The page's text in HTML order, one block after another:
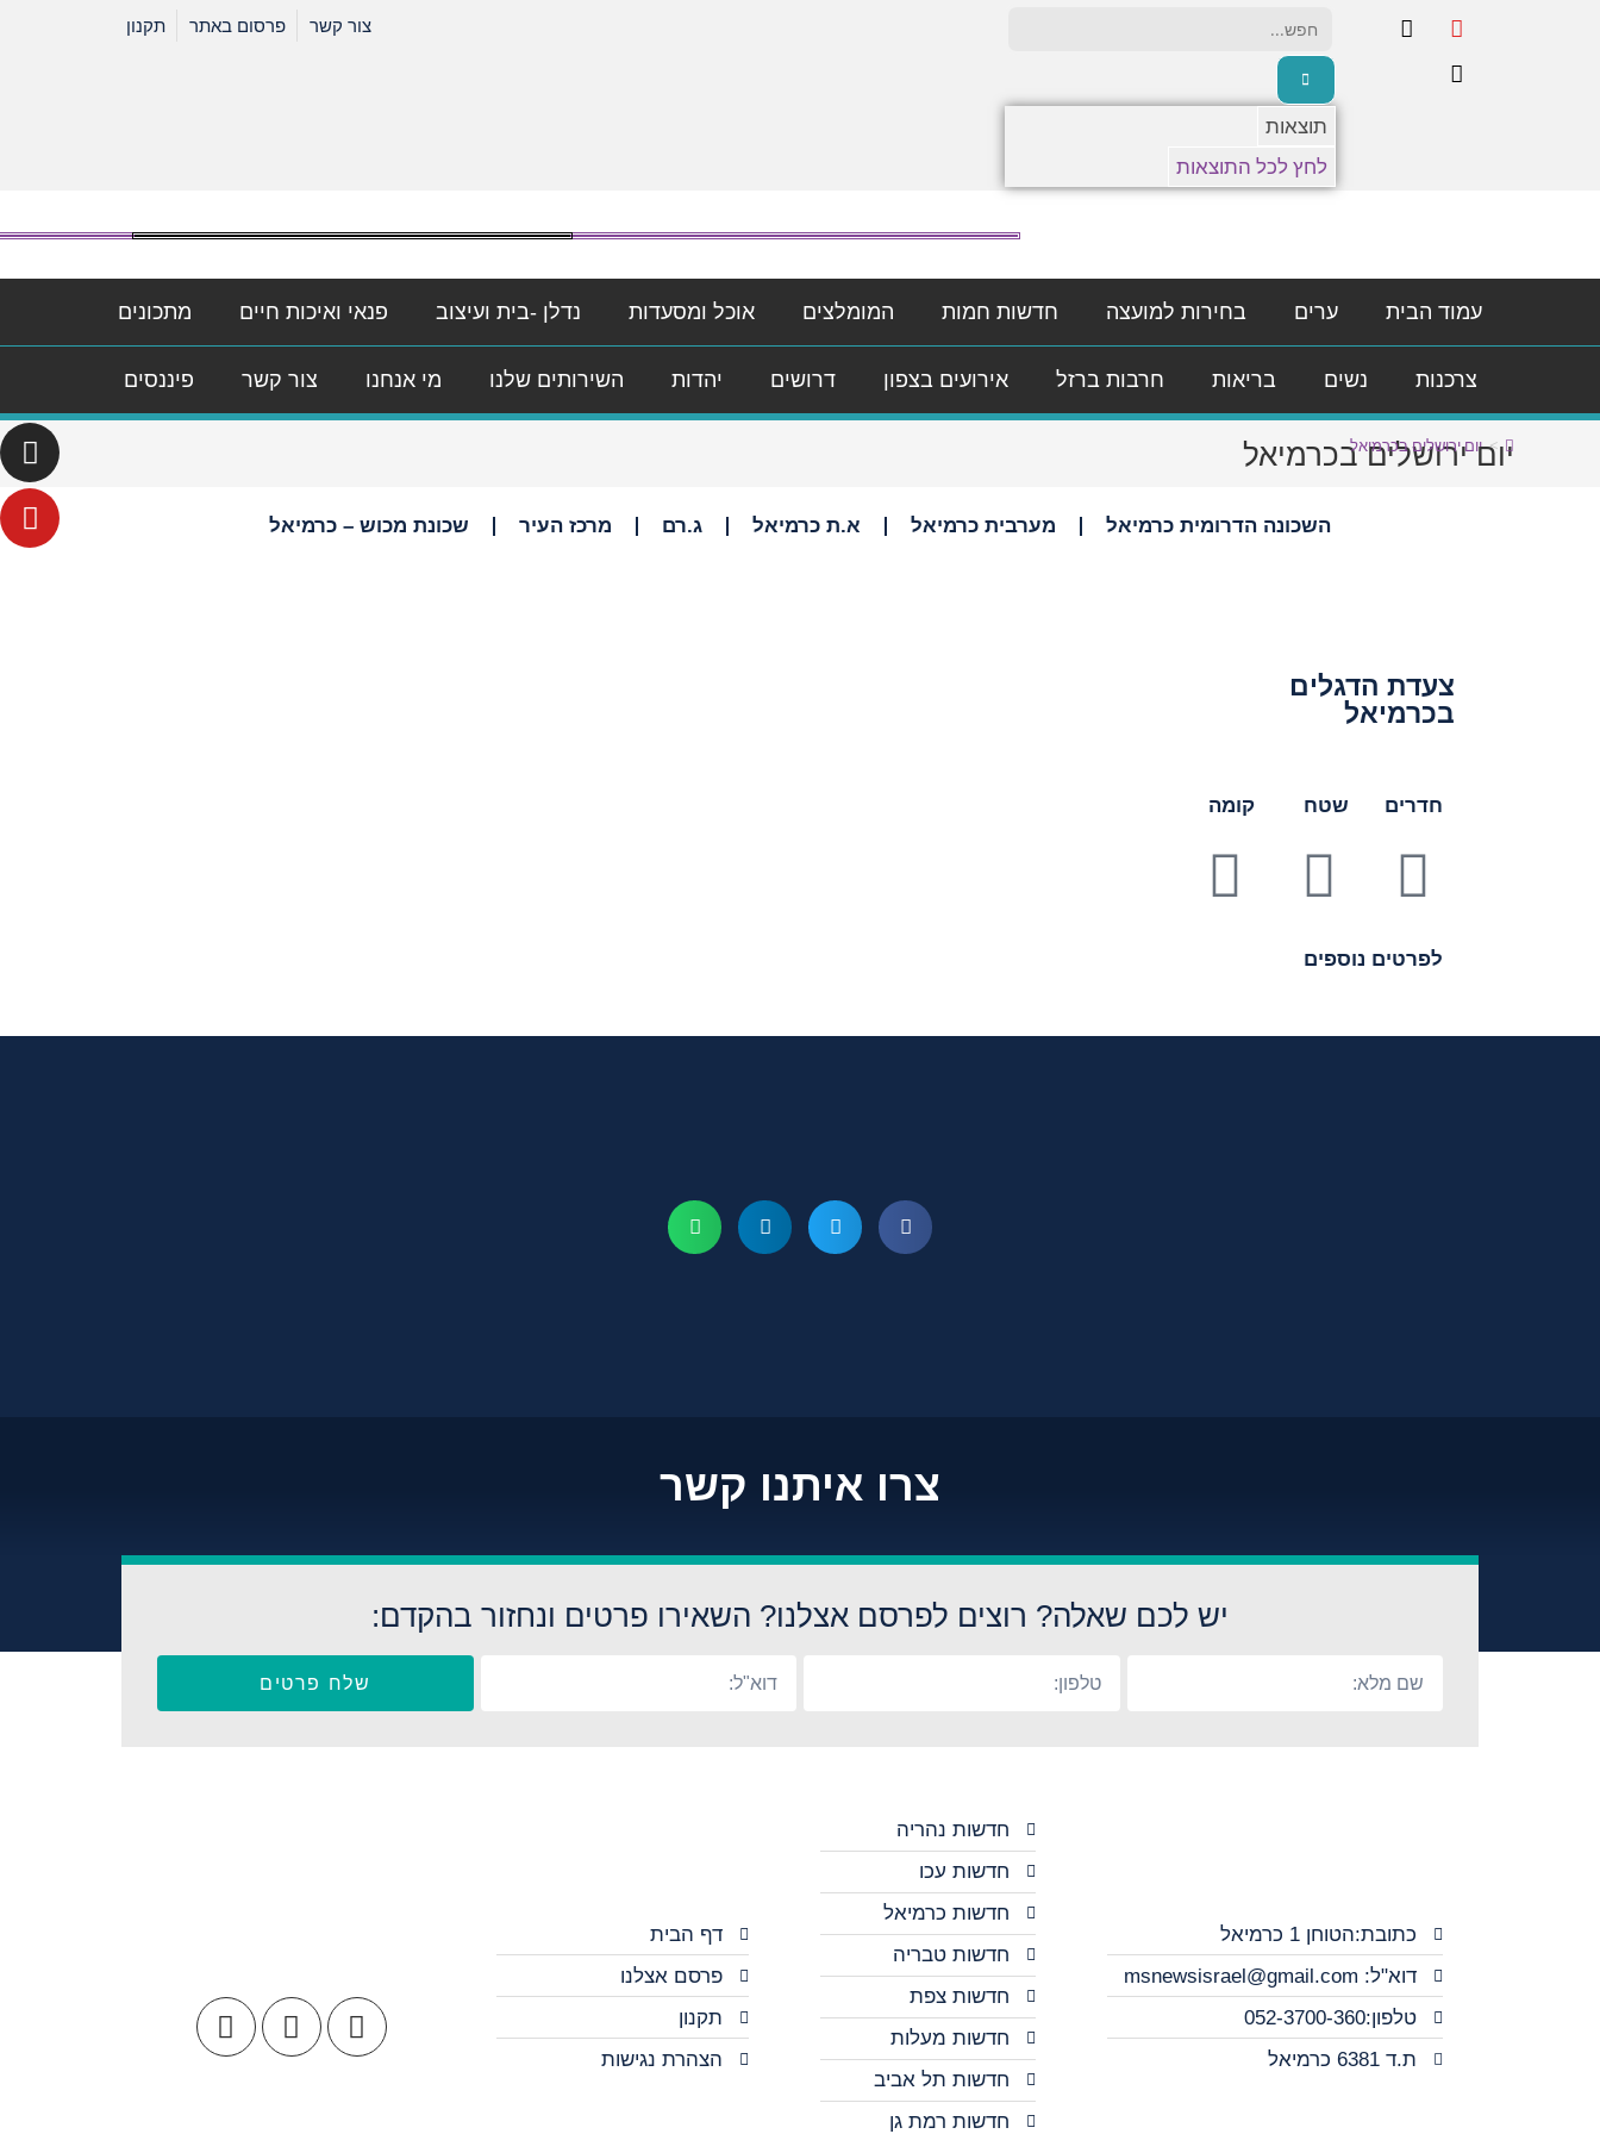
תוצאות
לחץ לכל התוצאות
צור קשר פרסום באתר תקנון
עמוד הבית ערים בחירות למועצה חדשות חמות המומלצים אוכל ומסעדות נדלן -בית ועיצוב פנאי ואיכות חיים מתכונים
צרכנות נשים בריאות חרבות ברזל אירועים בצפון דרושים יהדות השירותים שלנו מי אנחנו צור קשר פיננסים
יום ירושלים בכרמיאל
> יום ירושלים בכרמיאל
השכונה הדרומית כרמיאל מערבית כרמיאל א.ת כרמיאל ג.רם מרכז העיר שכונת מכוש – כרמיאל
צעדת הדגלים
בכרמיאל
חדרים שטח קומה
לפרטים נוספים
צרו איתנו קשר
יש לכם שאלה? רוצים לפרסם אצלנו? השאירו פרטים ונחזור בהקדם:
שלח פרטים
כתובת:הטוחן 1 כרמיאל
דוא"ל: msnewsisrael@gmail.com
טלפון:052-3700-360
ת.ד 6381 כרמיאל
חדשות נהריה
חדשות עכו
חדשות כרמיאל
חדשות טבריה
חדשות צפת
חדשות מעלות
חדשות תל אביב
חדשות רמת גן
דף הבית
פרסם אצלנו
תקנון
הצהרת נגישות